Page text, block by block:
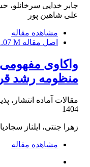
جابر خدایی سرخانلو،
علی شاهین پور
مشاهده مقاله
اصل مقاله M
واکاوی
منظومه رشد
مقالات آماده انتشار،
1404
زهرا جنتی، ایلناز
مشاهده مقاله